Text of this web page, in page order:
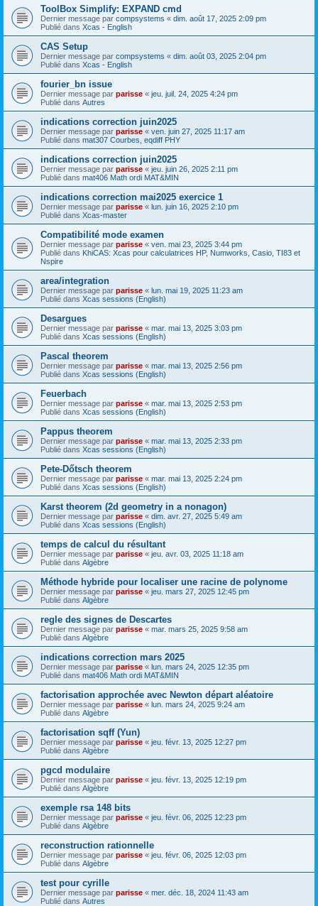
ToolBox Simplify: EXPAND cmd
Dernier message par compsystems « dim. août 17, 2025 2:09 pm
Publié dans Xcas - English
CAS Setup
Dernier message par compsystems « dim. août 03, 2025 2:04 pm
Publié dans Xcas - English
fourier_bn issue
Dernier message par parisse « jeu. juil. 24, 2025 4:24 pm
Publié dans Autres
indications correction juin2025
Dernier message par parisse « ven. juin 27, 2025 11:17 am
Publié dans mat307 Courbes, eqdiff PHY
indications correction juin2025
Dernier message par parisse « jeu. juin 26, 2025 2:11 pm
Publié dans mat406 Math ordi MAT&MIN
indications correction mai2025 exercice 1
Dernier message par parisse « lun. juin 16, 2025 2:10 pm
Publié dans Xcas-master
Compatibilité mode examen
Dernier message par parisse « ven. mai 23, 2025 3:44 pm
Publié dans KhiCAS: Xcas pour calculatrices HP, Numworks, Casio, TI83 et
Nspire
area/integration
Dernier message par parisse « lun. mai 19, 2025 11:23 am
Publié dans Xcas sessions (English)
Desargues
Dernier message par parisse « mar. mai 13, 2025 3:03 pm
Publié dans Xcas sessions (English)
Pascal theorem
Dernier message par parisse « mar. mai 13, 2025 2:56 pm
Publié dans Xcas sessions (English)
Feuerbach
Dernier message par parisse « mar. mai 13, 2025 2:53 pm
Publié dans Xcas sessions (English)
Pappus theorem
Dernier message par parisse « mar. mai 13, 2025 2:33 pm
Publié dans Xcas sessions (English)
Pete-Dőtsch theorem
Dernier message par parisse « mar. mai 13, 2025 2:24 pm
Publié dans Xcas sessions (English)
Karst theorem (2d geometry in a nonagon)
Dernier message par parisse « dim. avr. 27, 2025 5:49 am
Publié dans Xcas sessions (English)
temps de calcul du résultant
Dernier message par parisse « jeu. avr. 03, 2025 11:18 am
Publié dans Algèbre
Méthode hybride pour localiser une racine de polynome
Dernier message par parisse « jeu. mars 27, 2025 12:45 pm
Publié dans Algèbre
regle des signes de Descartes
Dernier message par parisse « mar. mars 25, 2025 9:58 am
Publié dans Algèbre
indications correction mars 2025
Dernier message par parisse « lun. mars 24, 2025 12:35 pm
Publié dans mat406 Math ordi MAT&MIN
factorisation approchée avec Newton départ aléatoire
Dernier message par parisse « lun. mars 24, 2025 9:24 am
Publié dans Algèbre
factorisation sqff (Yun)
Dernier message par parisse « jeu. févr. 13, 2025 12:27 pm
Publié dans Algèbre
pgcd modulaire
Dernier message par parisse « jeu. févr. 13, 2025 12:19 pm
Publié dans Algèbre
exemple rsa 148 bits
Dernier message par parisse « jeu. févr. 06, 2025 12:23 pm
Publié dans Algèbre
reconstruction rationnelle
Dernier message par parisse « jeu. févr. 06, 2025 12:03 pm
Publié dans Algèbre
test pour cyrille
Dernier message par parisse « mer. déc. 18, 2024 11:43 am
Publié dans Autres